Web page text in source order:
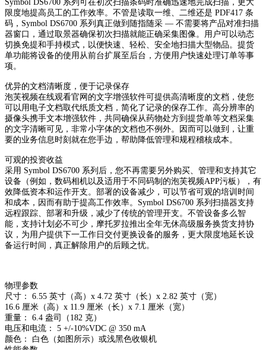
Symbol DS6700 系列可在初次扫描条码时准确迅速地完成扫描，更大
限度地提高员工的工作效率。不管是读取一维、二维还是 PDF417 条
码，Symbol DS6700 系列真正做到随指随采 — 不需要将产品对准扫描
器窗口，通过取景器确保初次扫描就能正确采集图像。用户可以动态
切换免提和手持模式，以便快速、轻松、安全地扫描大型物品。提货
单功能将设备的使用从前台扩展至后台，方便用户快速处理订单等事
项。
优异的文档清晰度，便于记录保存
泡芙视频在线观看官网的文字增强软件可提供高清晰度的文档，使您
可以用电子文档取代纸质文档，简化了记录的保存工作。高分辨率的
摄像头携手文本增强软件，共同确保从药物处方到提货单等文档采集
的文字清晰可见，非常小字体的文档也不例外。因而可以做到，让重
要的业务信息时刻就在您手边，帮助降低管理和规程稽核成本。
可观的投资收益
采用 Symbol DS6700 系列后，您不再需要另外购买、管理和支持其它
设备（例如，数码相机以及适用于不同码制的泡芙视频APP污板），有
效降低资本和运作开支。部署的设备减少，可以节省可观的培训时间
和成本，因而有助于提高工作效率。Symbol DS6700 系列扫描器支持
远程跟踪、部署和升级，减少了传统的管理开支。不管设备多么智
能，支持计划必不可少，摩托罗拉推出全年无休高级服务换货支持协
议，为用户提供下一工作日交付更换设备的服务，更大限度地延长设
备运行时间，真正解除用户的后顾之忧。
物理参数
尺寸： 6.55 英寸（高）x 4.72 英寸（长）x 2.82 英寸（宽）
16.6 厘米（高）x 11.9 厘米（长）x 7.1 厘米（宽）
重量： 6.4 盎司（182 克）
电压和电流： 5 +/-10%VDC @ 350 mA
颜色： 白色（如图所示）或浅黑色收银机